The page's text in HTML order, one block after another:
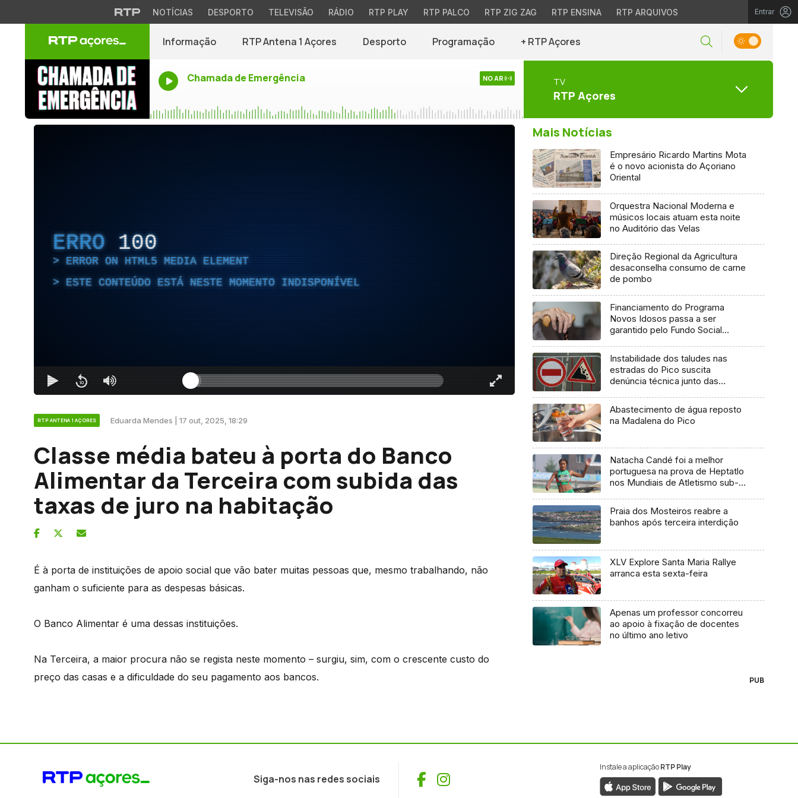
NOTÍCIAS DESPORTO TELEVISÃO RÁDIO RTP PLAY RTP PALCO RTP ZIG ZAG RTP ENSINA RTP ARQUIVOS Entrar
Informação RTP Antena 1 Açores Desporto Programação + RTP Açores
Chamada de Emergência NO AR TV
RTP Açores
ERRO 100
ERROR ON HTML5 MEDIA ELEMENT
ESTE CONTEÚDO ESTÁ NESTE MOMENTO INDISPONÍVEL
RTP ANTENA 1 AÇORES Eduarda Mendes | 17 out, 2025, 18:29
Classe média bateu à porta do Banco
Alimentar da Terceira com subida das
taxas de juro na habitação
É à porta de instituições de apoio social que vão bater muitas pessoas que, mesmo trabalhando, não
ganham o suficiente para as despesas básicas.
O Banco Alimentar é uma dessas instituições.
Na Terceira, a maior procura não se regista neste momento – surgiu, sim, com o crescente custo do
preço das casas e a dificuldade do seu pagamento aos bancos.
Mais Notícias
Empresário Ricardo Martins Mota
é o novo acionista do Açoriano
Oriental
Orquestra Nacional Moderna e
músicos locais atuam esta noite
no Auditório das Velas
Direção Regional da Agricultura
desaconselha consumo de carne
de pombo
Financiamento do Programa
Novos Idosos passa a ser
garantido pelo Fundo Social
Instabilidade dos taludes nas
estradas do Pico suscita
denúncia técnica junto das
Abastecimento de água reposto
na Madalena do Pico
Natacha Candé foi a melhor
portuguesa na prova de Heptatlo
nos Mundiais de Atletismo sub-
Praia dos Mosteiros reabre a
banhos após terceira interdição
XLV Explore Santa Maria Rallye
arranca esta sexta-feira
Apenas um professor concorreu
ao apoio à fixação de docentes
no último ano letivo
PUB
Siga-nos nas redes sociais Facebook
Instagram
Instale a aplicaçãoRTP Play